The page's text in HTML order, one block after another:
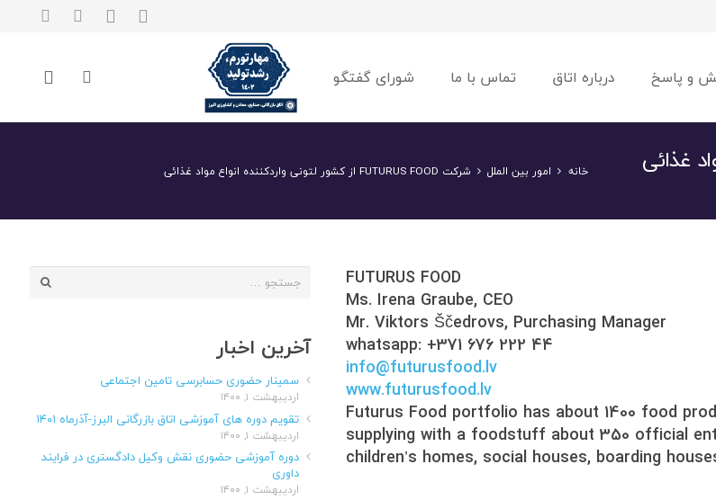
و پاسخ درباره اتاق تماس با ما شورای گفتگو
خانه امور بین الملل شرکت FUTURUS FOOD از کشور لتونی واردکننده انواع مواد غذائی
FUTURUS FOOD
Ms. Irena Graube, CEO
Mr. Viktors Ščedrovs, Purchasing Manager
whatsapp: +371 676 222 44
info@futurusfood.lv
www.futurusfood.lv
Futurus Food portfolio has about 1400 food
supplying with a foodstuff about 350 official
children’s homes, social houses, boarding
جستجو
آخرین اخبار
سمینار حضوری حسابرسی تامین اجتماعی
اردیبهشت ۱, ۱۴۰۰
تقویم دوره های آموزشی اتاق بازرگانی البرز-آذرماه ۱۴۰۱
اردیبهشت ۱, ۱۴۰۰
دوره آموزشی حضوری نقش وکیل دادگستری در فرایند
داوری
اردیبهشت ۱, ۱۴۰۰